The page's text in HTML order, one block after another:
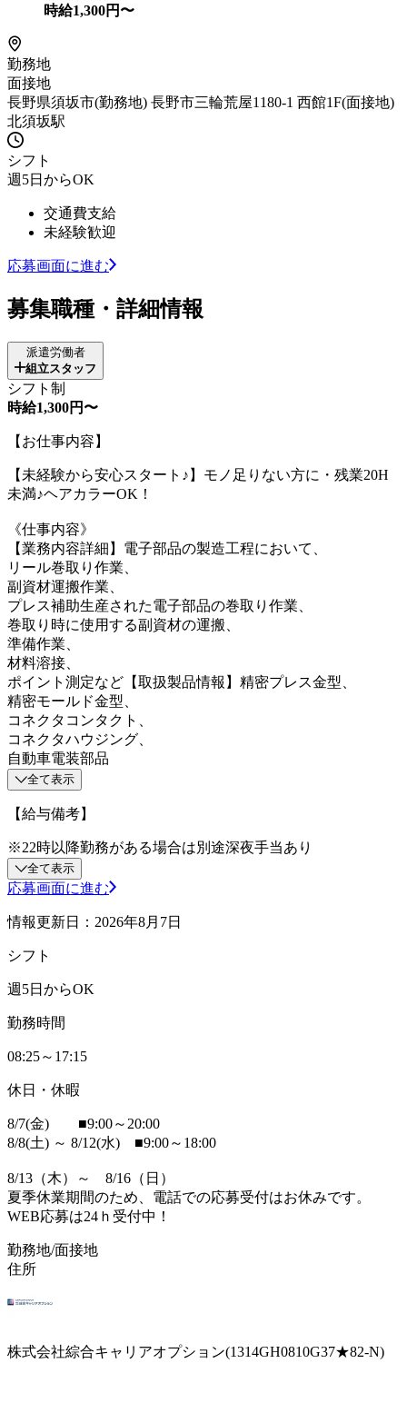
時給1,300円〜
勤務地
面接地
長野県須坂市(勤務地) 長野市三輪荒屋1180-1 西館1F(面接地)
北須坂駅
シフト
週5日からOK
交通費支給
未経験歓迎
応募画面に進む
募集職種・詳細情報
派遣労働者
組立スタッフ
シフト制
時給1,300円〜
【お仕事内容】
【未経験から安心スタート♪】モノ足りない方に・残業20H
未満♪ヘアカラーOK！
《仕事内容》
【業務内容詳細】電子部品の製造工程において、
リール巻取り作業、
副資材運搬作業、
プレス補助生産された電子部品の巻取り作業、
巻取り時に使用する副資材の運搬、
準備作業、
材料溶接、
ポイント測定など【取扱製品情報】精密プレス金型、
精密モールド金型、
コネクタコンタクト、
コネクタハウジング、
自動車電装部品
全て表示
【給与備考】
※22時以降勤務がある場合は別途深夜手当あり
全て表示
応募画面に進む
情報更新日：2026年8月7日
シフト
週5日からOK
勤務時間
08:25～17:15
休日・休暇
8/7(金) ■9:00～20:00
8/8(土) ～ 8/12(水) ■9:00～18:00
8/13（木）～ 8/16（日）
夏季休業期間のため、電話での応募受付はお休みです。
WEB応募は24ｈ受付中！
勤務地/面接地
住所
株式会社綜合キャリアオプション(1314GH0810G37★82-N)